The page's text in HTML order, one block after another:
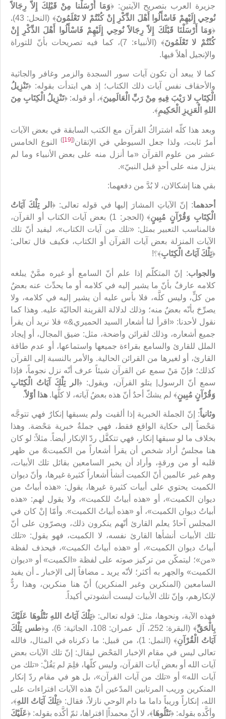
جزيرة العرب بتصريح الآيتين: ﴿وَمَا أَرْسَلْنا مِنْ قَبْلِكَ إِلاّ رِجَالاً
نُوحِي‏ إِلَيْهِمْ فَاسْأَلُوا أَهْلَ الذِّكْرِ إِنْ كُنْتُمْ لا تَعْلَمُونَ
﴾ (النحل: 43)،
﴿وَمَا أَرْسَلْنَا قَبْلَكَ إِلاّ رِجَالاً نُوحِي‏ إِلَيْهِمْ فَاسْأَلُوا أَهْلَ الذِّكْرِ إِنْ
كُنْتُمْ لا تَعْلَمُونَ
﴾ (الأنبياء: 7)، كما فيه تصريحات بأنّ للتوراة
والإنجيل أهلاً فيها.
كما لا يبعد أن تكون آيات سور السجدة والزمر وغافر والجاثية
والأحقاف نفس آيات ذلك الكتاب؛ إذ هي ابتدأت بقوله: ﴿تَنْزِيلُ
الْكِتَابِ لا رَيْبَ فِيهِ مِنْ رَبِّ الْعَالَمِينَ﴾، أو قوله: ﴿تَنْزِيلُ الْكِتَابِ مِنَ
اللهِ الْعَزِيزِ الْحَكِيمِ﴾.
وبعد هذا كلّه اشتراكُ القرآن مع الكتب السابقة في بعض الآيات
أمرٌ ثابت، ولذا جعل السيوطي في الإتقان(
[19]
)النوع الخامس
عشر من علوم القرآن «ما أنزل منه على بعض الأنبياء وما لم
ينزل منه على أحدٍ قبل النبيّ».
بقي هنا إشكالان، لا بُدَّ من دفعهما:
أحدهما: إنّ الآياتِ المشارَ إليها في قوله تعالى: ﴿ الر تِلْكَ آيَاتُ
الْكِتَابِ وَقُرْآنٍ مُبِينٍ
﴾ (الحجر: 1) بعض آيات الكتاب أو القرآن،
فالمناسب التعبير بمثل: «تلك من آيات الكتاب»، ليفيد أنّ تلك
الآيات المنزلة بعض آيات القرآن أو الكتاب، فكيف قال تعالى:
﴿تِلْكَ آيَاتُ الْكِتَابِ﴾؟!
والجواب: إنّ المتكلّم إذا علم أنّ السامع أو غيره ممَّنْ يبلغه
كلامه عارفٌ بأنّ ما يشير إليه في كلامه أو ما يحدِّث عنه بعضٌ
من كلٍّ، وليس كلَّه، فلا بأس عليه أن يشير إليه في كلامه، ولا
يصرِّحَ بأنّه بعضٌ منه؛ وذلك لدلالة القرينة الحاليّة عليه. وهذا كما
نقول لأحدنا: «اقرأ لنا أشعار السيد الحميري&» فلا نريد أن يقرأ
جميع أشعاره، وذلك لقرائن واضحة، مثل: ضيق المجال، أو إيجاد
الملل للقارئ والسامع بقراءة جميعها واستماعها، أو عدم طاقة
القارئ، أو لغيرها من القرائن الحالية. والأمر بالنسبة إلى القرآن
كذلك؛ فإنّ مَنْ سمع عن القرآن شيئاً عرف أنّه نزل نجوماً، فإذا
سمع أنّ الرسول| يتلو القرآن، ويقول: ﴿الر تِلْكَ آيَاتُ الْكِتَابِ
وَقُرْآنٍ مُبِينٍ﴾ لم يشكّ أحدٌ أنّ هذه بعضُ آياته، لا كلُّها. هذا أوّلاً.
وثانياً: إنّ الجملة الخبرية إذا ألقيت ولم‌ يسبقها إنكارٌ فهي تتوجَّه
مَحْضاً إلى حكاية الواقع فقط، فهي جملةٌ خبرية مَحْضة. وهذا
بخلاف ما لو سبقها إنكار، فهي تتكفَّل ردّ الإنكار أيضاً. مثلاً: لو كان
هنا مجلسٌ أراد شخص أن يقرأ أشعاراً من الكميت& من ظهر
قلبه أو من ورقةٍ، وأراد أن يخبر السامعين بقائل تلك الأبيات،
وهم غير عالمين أنّ الكميت أنشأ أشعاراً كثيرة غيرها، وأنّ ديوان
الكميت يحتوي على أبيات كثيرة غيرها، يقول: «هذه أبياتٌ من
ديوان الكميت»، أو «هذه أبياتٌ للكميت»، ولا يقول لهم: «هذه
أبياتُ ديوان الكميت»، أو «هذه أبياتُ الكميت». وأمّا إنْ كان في
المجلس آحادٌ يعلم القارئ أنّهم ينكرون ذلك، ويصرّون على أنّ
تلك الأبيات أنشأها القارئ نفسه، لا الكميت، فهو يقول: «تلك
أبياتُ ديوان الكميت»، أو «هذه أبياتُ الكميت»، فيحذف لفظة
«من»؛ ليتمكّن من تركيز صوته على لفظة «الكميت» أو «ديوان
الكميت» والجهر به أكثر؛ لأنّه يريد ـ مضافاً إلى الإخبار ـ أن يفيد
السامعين (المنكرين وغير المنكرين) أنّ هنا منكرين، وهذا ردٌّ
لإنكارهم، وإنّ تلك الأبيات ليست أنشودتي أكيداً.
فهذه الآية، ونحوها، مثل: قوله تعالى: ﴿تِلْكَ آيَاتُ اللهِ نَتْلُوهَا عَلَيْكَ
بِالْحَقِّ﴾ (البقرة: 252، آل عمران: 108، الجاثية: 6)، و﴿
طس تِلْكَ
آيَاتُ الْقُرْآنِ
﴾ (النمل: 1)، من قبيل: ما ذكرناه في المثال، فالله
تعالى ليس في مقام الإخبار المَحْض ليقال: إنّ تلك الآيات بعض
آيات الله أو بعض آيات القرآن، وليس كلّها، فلِمَ لم‌ يَقُلْ: «تلك من
آيات الله» أو «تلك من آيات القرآن»، بل هو في مقام ردّ إنكار
المنكرين وريب المرتابين المدّعين أنّ هذه الآيات افتراءات على
الله، إنكاراً وريباً داما ما دام الوحي نازلاً، فقال: ﴿تِلْكَ آيَاتُ اللهِ﴾،
وأكَّده بقوله: ﴿نَتْلُوهَا﴾، لا أنّ محمداً| افتراها، ثمّ أكَّده بقوله: ﴿عَلَيْكَ